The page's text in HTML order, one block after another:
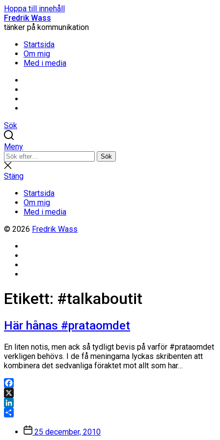
Hoppa till innehåll
Fredrik Wass
tänker på kommunikation
Startsida
Om mig
Med i media
Sök
Meny
Sök
efter:
Sök
Stäng
sökning
Stäng
Startsida
Om mig
Med i media
© 2026 Fredrik Wass
Etikett: #talkaboutit
Här hånas #prataomdet
En liten notis, men ack så tydligt bevis på varför #prataomdet
verkligen behövs. I de få meningarna lyckas skribenten att
kombinera det sedvanliga föraktet mot allt som har…
Facebook
X
LinkedIn
Inläggsdatum
25 december, 2010